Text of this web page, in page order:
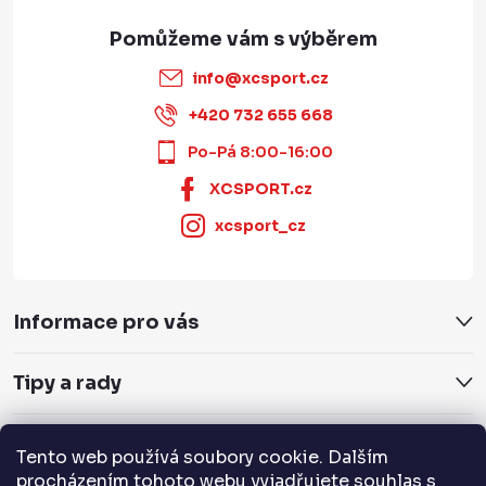
Tento web používá soubory cookie. Dalším
procházením tohoto webu vyjadřujete souhlas s
info@xcsport.cz
+420 732 655 668
Po-Pá 8:00-16:00
XCSPORT.cz
xcsport_cz
Informace pro vás
Tipy a rady
Servis a služby